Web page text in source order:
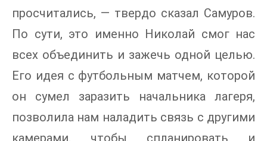
просчитались, — твердо сказал Самуров.
По сути, это именно Николай смог нас
всех объединить и зажечь одной целью.
Его идея с футбольным матчем, которой
он сумел заразить начальника лагеря,
позволила нам наладить связь с другими
камерами, чтобы спланировать и